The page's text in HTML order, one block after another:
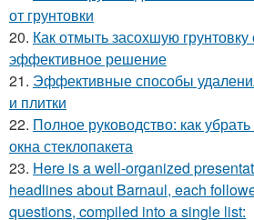
от грунтовки
20. Как отмыть засохшую грунтовку
эффективное решение
21. Эффективные способы
и плитки
22. Полное руководство: как убрать
окна стеклопакета
23. Here is a well-organized
headlines about Barnaul, each
questions, compiled into a single list: